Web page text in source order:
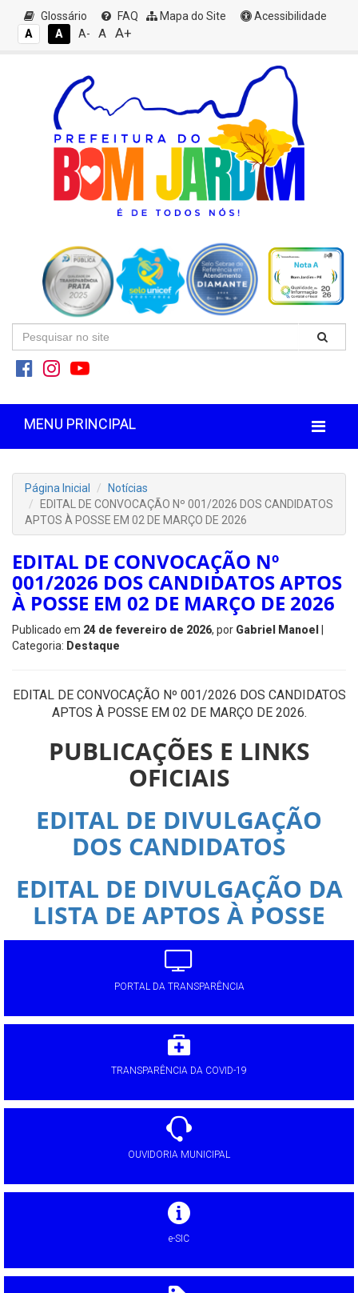
Glossário FAQ Mapa do Site
Acessibilidade
A
A A- A A+
MENU PRINCIPAL
Página Inicial
Notícias
EDITAL DE CONVOCAÇÃO Nº 001/2026 DOS CANDIDATOS
APTOS À POSSE EM 02 DE MARÇO DE 2026
EDITAL DE CONVOCAÇÃO Nº
001/2026 DOS CANDIDATOS APTOS
À POSSE EM 02 DE MARÇO DE 2026
Publicado em 24 de fevereiro de 2026, por Gabriel Manoel
Categoria: Destaque
EDITAL DE CONVOCAÇÃO Nº 001/2026 DOS CANDIDATOS
APTOS À POSSE EM 02 DE MARÇO DE 2026.
PUBLICAÇÕES E LINKS
OFICIAIS
EDITAL DE DIVULGAÇÃO
DOS CANDIDATOS
EDITAL DE DIVULGAÇÃO DA
LISTA DE APTOS À POSSE
PORTAL DA TRANSPARÊNCIA
TRANSPARÊNCIA DA COVID-19
OUVIDORIA MUNICIPAL
e-SIC